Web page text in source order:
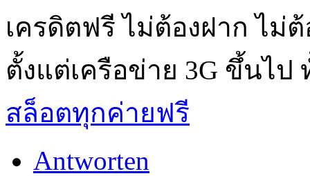
เครดิตฟรี ไม่ต้องฝาก ไม่
ตั้งแต่เครือข่าย 3G ขึ้นไป
สล็อตทุกค่ายฟรี
Antworten